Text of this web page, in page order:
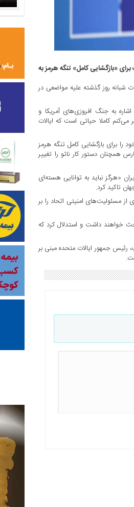
«بازگشایی کامل» تنگه هرمز به
شبانه روز گذشته علیه مواضعی در
به جنگ افروزی‌های آمریکا و
کاملا حیاتی است که ایالات
را برای بازگشایی کامل تنگه هرمز
همچنان دستور کار ناتو را تغییر
«هرگز نباید به توانایی هسته‌ای
تاکید کرد.
از مسئولیت‌های امنیتی اتحاد را بر
خواهند داشت و استدلال کرد که
رئیس جمهور ایالات متحده مبنی بر